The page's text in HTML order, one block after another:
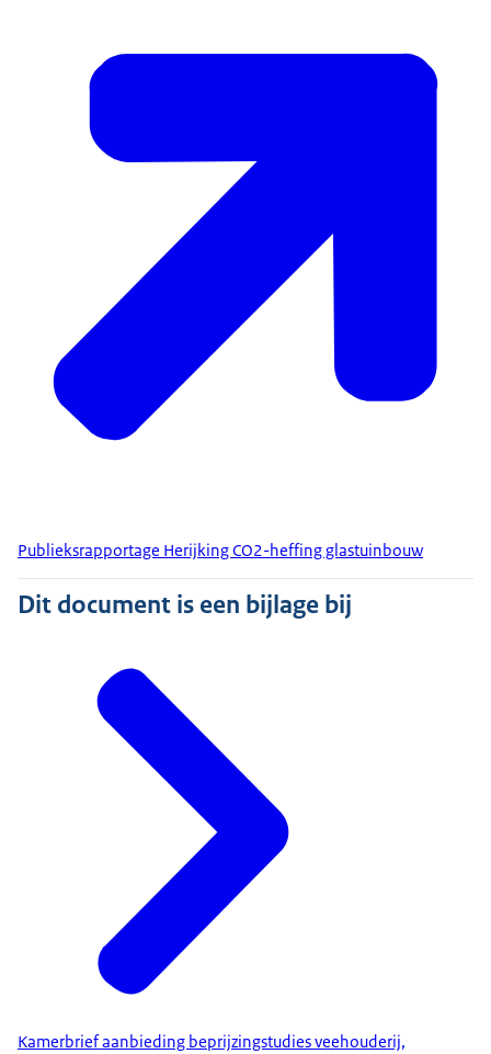
Publieksrapportage Herijking CO2-heffing glastuinbouw
Dit document is een bijlage bij
Kamerbrief aanbieding beprijzingstudies veehouderij,